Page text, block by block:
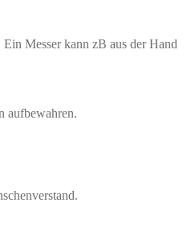
Messer kann zB aus der Hand
aufbewahren.